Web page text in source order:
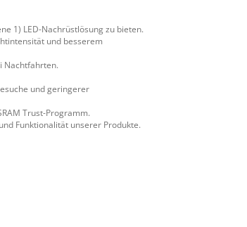
1) LED-Nachrüstlösung zu bieten.
und besserem
Nachtfahrten.
und geringerer
Trust-Programm.
Funktionalität unserer Produkte.